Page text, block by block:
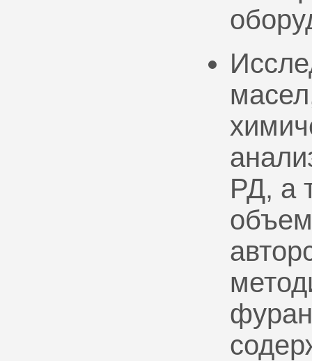
РД, а